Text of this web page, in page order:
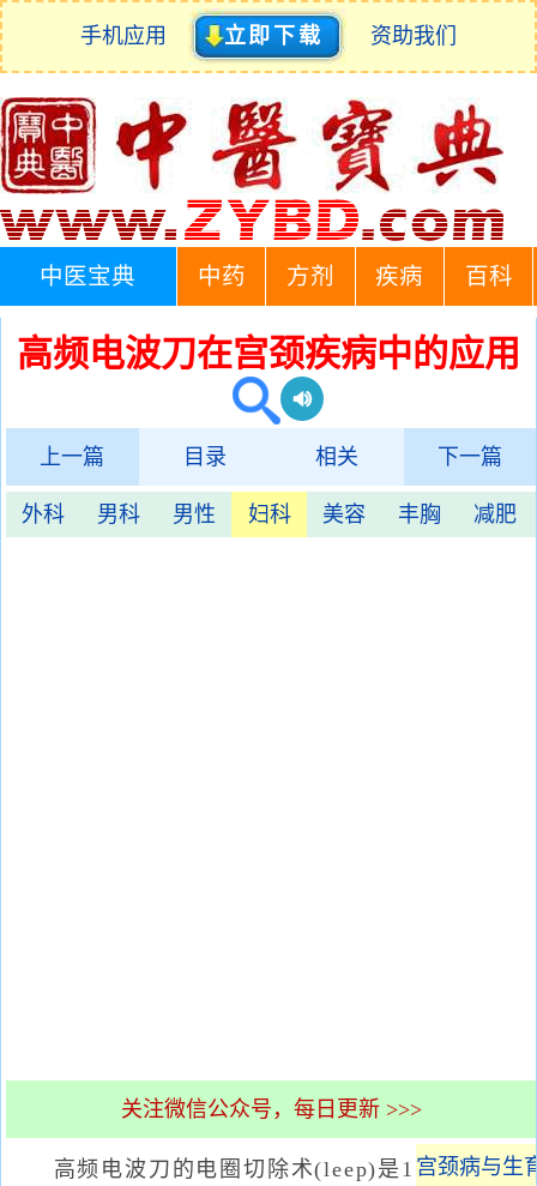
手机应用 立即下载 资助我们
中医宝典 中药 方剂 疾病 百科
高频电波刀在宫颈疾病中的应用
上一篇 目录 相关 下一篇
外科 男科 男性 妇科 美容 丰胸 减肥
关注微信公众号，每日更新 >>>
宫颈病与生
高频电波刀的电圈切除术(leep)是1